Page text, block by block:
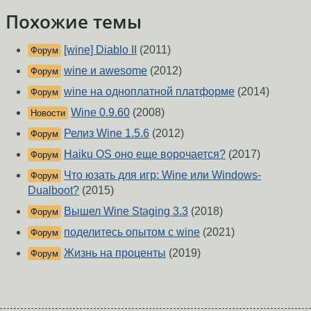
Похожие темы
Форум [wine] Diablo II (2011)
Форум wine и awesome (2012)
Форум wine на одноплатной платформе (2014)
Новости Wine 0.9.60 (2008)
Форум Релиз Wine 1.5.6 (2012)
Форум Haiku OS оно еще ворочается? (2017)
Форум
Что юзать для игр: Wine или Windows-
Dualboot? (2015)
Форум Вышел Wine Staging 3.3 (2018)
Форум поделитесь опытом с wine (2021)
Форум Жизнь на проценты (2019)